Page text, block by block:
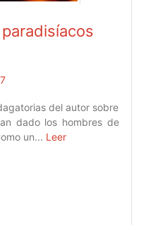
del autor sobre
dado los hombres de
un... Leer